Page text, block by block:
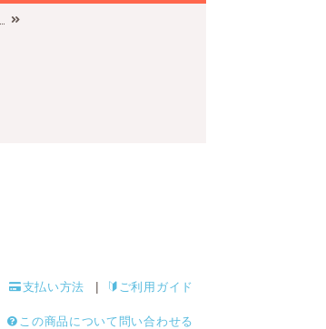
支払い方法 ご利用ガイド
この商品について問い合わせる